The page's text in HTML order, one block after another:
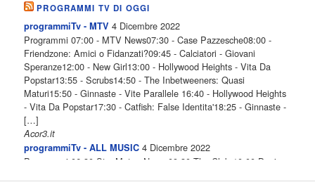
PROGRAMMI TV DI OGGI
programmiTv - MTV 4 Dicembre 2022
Programmi 07:00 - MTV News07:30 - Case Pazzesche08:00 -
Friendzone: Amici o Fidanzati?09:45 - Calciatori - Giovani
Speranze12:00 - New Girl13:00 - Hollywood Heights - Vita Da
Popstar13:55 - Scrubs14:50 - The Inbetweeners: Quasi
Maturi15:50 - Ginnaste - Vite Parallele 16:40 - Hollywood Heights
- Vita Da Popstar17:30 - Catfish: False Identita'18:25 - Ginnaste -
[…]
Acor3.it
programmiTv - ALL MUSIC 4 Dicembre 2022
Programmi 06.30 Star.Meteo.News 09.30 The Club 10.00 Deejay